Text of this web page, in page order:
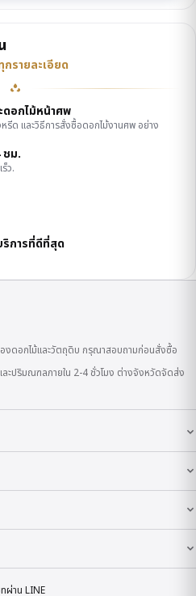
รายละเอียด
ดอกไม้หน้าศพ
รีด และวิธีการสั่งซื้อดอกไม้งานศพ อย่าง
ชม.
ว.
ริการที่ดีที่สุด
องดอกไม้และวัตถุดิบ กรุณาสอบถามก่อนสั่งซื้อ
ะปริมณฑลภายใน 2-4 ชั่วโมง ต่างจังหวัดจัดส่ง
ผ่าน LINE